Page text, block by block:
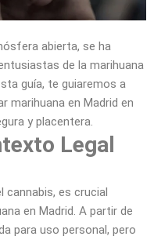
abierta, se ha
de la marihuana
guía, te guiaremos a
marihuana en Madrid en
y placentera.
Legal
cannabis, es crucial
en Madrid. A partir de
para uso personal, pero